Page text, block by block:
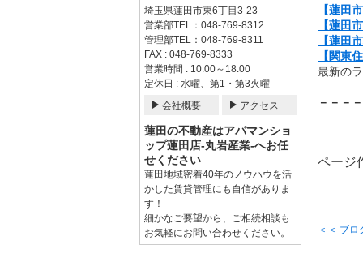
【蓮田
【蓮田
【蓮田
【関東
最新の
－－－
ページ
＜＜ ブ
埼玉県蓮田市東6丁目3-23
営業部TEL：048-769-8312
管理部TEL：048-769-8311
FAX : 048-769-8333
営業時間 : 10:00～18:00
定休日 : 水曜、第1・第3火曜
会社概要
アクセス
蓮田の不動産はアパマンショ
ップ蓮田店-丸岩産業-へお任
せください
蓮田地域密着40年のノウハウを活
かした賃貸管理にも自信がありま
す！
細かなご要望から、ご相続相談も
お気軽にお問い合わせください。